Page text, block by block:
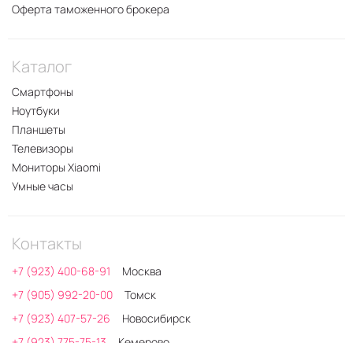
Оферта таможенного брокера
Каталог
Смартфоны
Ноутбуки
Планшеты
Телевизоры
Мониторы Xiaomi
Умные часы
Контакты
+7 (923) 400-68-91
Москва
+7 (905) 992-20-00
Томск
+7 (923) 407-57-26
Новосибирск